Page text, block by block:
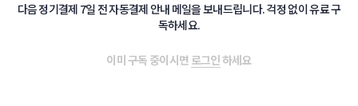
다음 정기결제 7일 전 자동결제 안내 메일을 보내드립니다. 걱정 없이 유료 구
독하세요.
이미 구독 중이시면 로그인하세요